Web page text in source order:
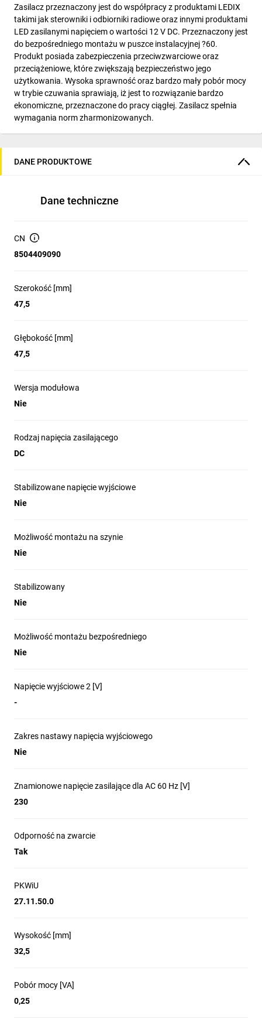
Zasilacz przeznaczony jest do współpracy z produktami LEDIX
takimi jak sterowniki i odbiorniki radiowe oraz innymi produktami
LED zasilanymi napięciem o wartości 12 V DC. Przeznaczony jest
do bezpośredniego montażu w puszce instalacyjnej ?60.
Produkt posiada zabezpieczenia przeciwzwarciowe oraz
przeciążeniowe, które zwiększają bezpieczeństwo jego
użytkowania. Wysoka sprawność oraz bardzo mały pobór mocy
w trybie czuwania sprawiają, iż jest to rozwiązanie bardzo
ekonomiczne, przeznaczone do pracy ciągłej. Zasilacz spełnia
wymagania norm zharmonizowanych.
DANE PRODUKTOWE
Dane techniczne
CN
8504409090
Szerokość [mm]
47,5
Głębokość [mm]
47,5
Wersja modułowa
Nie
Rodzaj napięcia zasilającego
DC
Stabilizowane napięcie wyjściowe
Nie
Możliwość montażu na szynie
Nie
Stabilizowany
Nie
Możliwość montażu bezpośredniego
Nie
Napięcie wyjściowe 2 [V]
-
Zakres nastawy napięcia wyjściowego
Nie
Znamionowe napięcie zasilające dla AC 60 Hz [V]
230
Odporność na zwarcie
Tak
PKWiU
27.11.50.0
Wysokość [mm]
32,5
Pobór mocy [VA]
0,25